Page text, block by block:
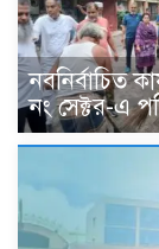
নবনির্বাচিত
নং সেক্টর-এ